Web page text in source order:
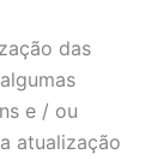
das
e / ou
atualização